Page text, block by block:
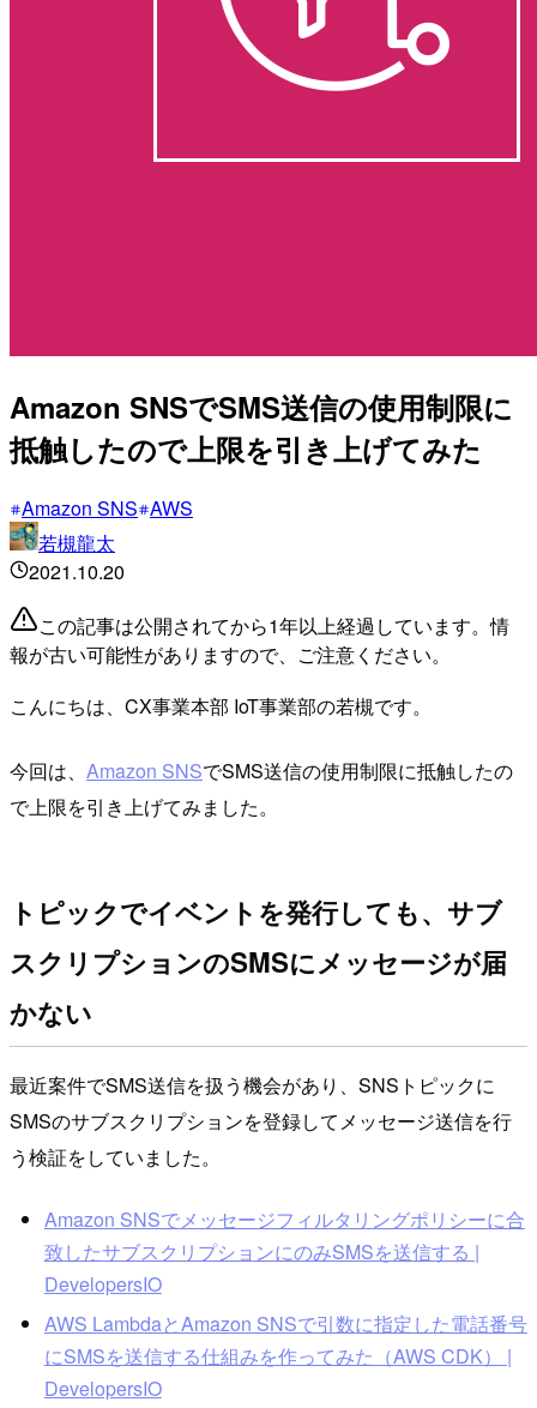
Amazon SNSでSMS送信の使用制限に
抵触したので上限を引き上げてみた
Amazon SNS AWS
若槻龍太
2021.10.20
この記事は公開されてから1年以上経過しています。情
報が古い可能性がありますので、ご注意ください。
こんにちは、CX事業本部 IoT事業部の若槻です。
今回は、 Amazon SNSでSMS送信の使用制限に抵触したの
で上限を引き上げてみました。
トピックでイベントを発行しても、サブ
スクリプションのSMSにメッセージが届
かない
最近案件でSMS送信を扱う機会があり、SNSトピックに
SMSのサブスクリプションを登録してメッセージ送信を行
う検証をしていました。
Amazon SNSでメッセージフィルタリングポリシーに合
致したサブスクリプションにのみSMSを送信する |
DevelopersIO
AWS LambdaとAmazon SNSで引数に指定した電話番号
にSMSを送信する仕組みを作ってみた（AWS CDK） |
DevelopersIO